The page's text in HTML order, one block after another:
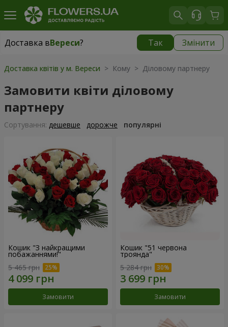
Доставка вВереси? Так Змінити
Доставка вВереси
Доставка квітів у м. Вереси > Кому > Діловому партнеру
Замовити квіти діловому
партнеру
Сортування: дешевше дорожче популярні
Кошик "З найкращими
побажаннями!"
5 465 грн
Замовити
Кошик "51 червона
троянда"
5 284 грн
Замовити